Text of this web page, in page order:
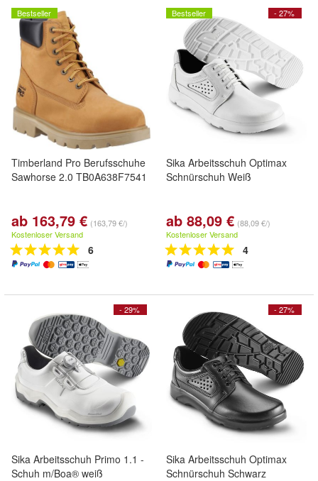
Bestseller
Timberland Pro Berufsschuhe
Sawhorse 2.0 TB0A638F7541
ab 163,79 € (163,79 €/)
Kostenloser Versand
6
- 27%
Bestseller
Sika Arbeitsschuh Optimax
Schnürschuh Weiß
ab 88,09 € (88,09 €/)
Kostenloser Versand
4
- 29%
Sika Arbeitsschuh Primo 1.1 -
Schuh m/Boa® weiß
- 27%
Sika Arbeitsschuh Optimax
Schnürschuh Schwarz